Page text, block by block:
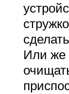
Или же